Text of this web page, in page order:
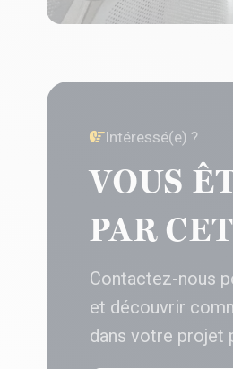
Intéressé(e) ?
VOUS
PAR
Contactez-nous
et découvrir
dans votre projet